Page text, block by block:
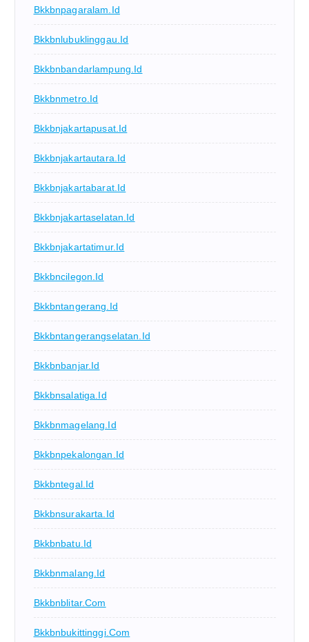
Bkkbnpagaralam.id
Bkkbnlubuklinggau.id
Bkkbnbandarlampung.id
Bkkbnmetro.id
Bkkbnjakartapusat.id
Bkkbnjakartautara.id
Bkkbnjakartabarat.id
Bkkbnjakartaselatan.id
Bkkbnjakartatimur.id
Bkkbncilegon.id
Bkkbntangerang.id
Bkkbntangerangselatan.id
Bkkbnbanjar.id
Bkkbnsalatiga.id
Bkkbnmagelang.id
Bkkbnpekalongan.id
Bkkbntegal.id
Bkkbnsurakarta.id
Bkkbnbatu.id
Bkkbnmalang.id
Bkkbnblitar.com
Bkkbnbukittinggi.com